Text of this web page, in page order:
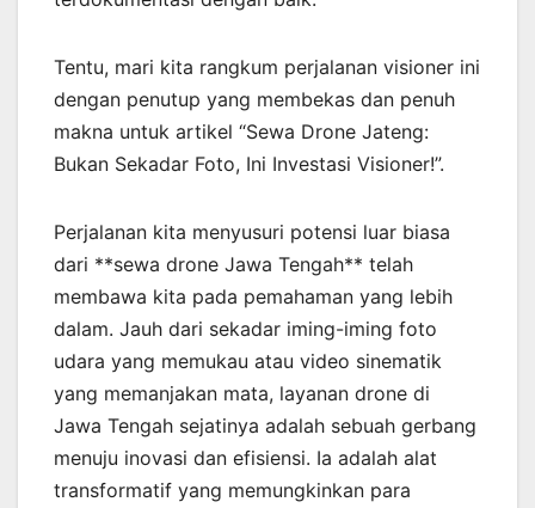
Tentu, mari kita rangkum perjalanan visioner ini
dengan penutup yang membekas dan penuh
makna untuk artikel “Sewa Drone Jateng:
Bukan Sekadar Foto, Ini Investasi Visioner!”.
Perjalanan kita menyusuri potensi luar biasa
dari **sewa drone Jawa Tengah** telah
membawa kita pada pemahaman yang lebih
dalam. Jauh dari sekadar iming-iming foto
udara yang memukau atau video sinematik
yang memanjakan mata, layanan drone di
Jawa Tengah sejatinya adalah sebuah gerbang
menuju inovasi dan efisiensi. Ia adalah alat
transformatif yang memungkinkan para